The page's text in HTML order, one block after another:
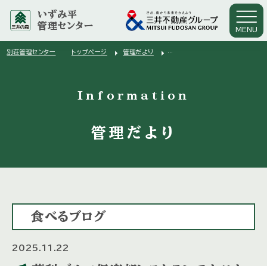
いずみ平
管理センター
MENU
別荘管理センター トップページ arrow_right 管理だより arrow_right
Information
管理だより
食べるブログ
2025.11.22